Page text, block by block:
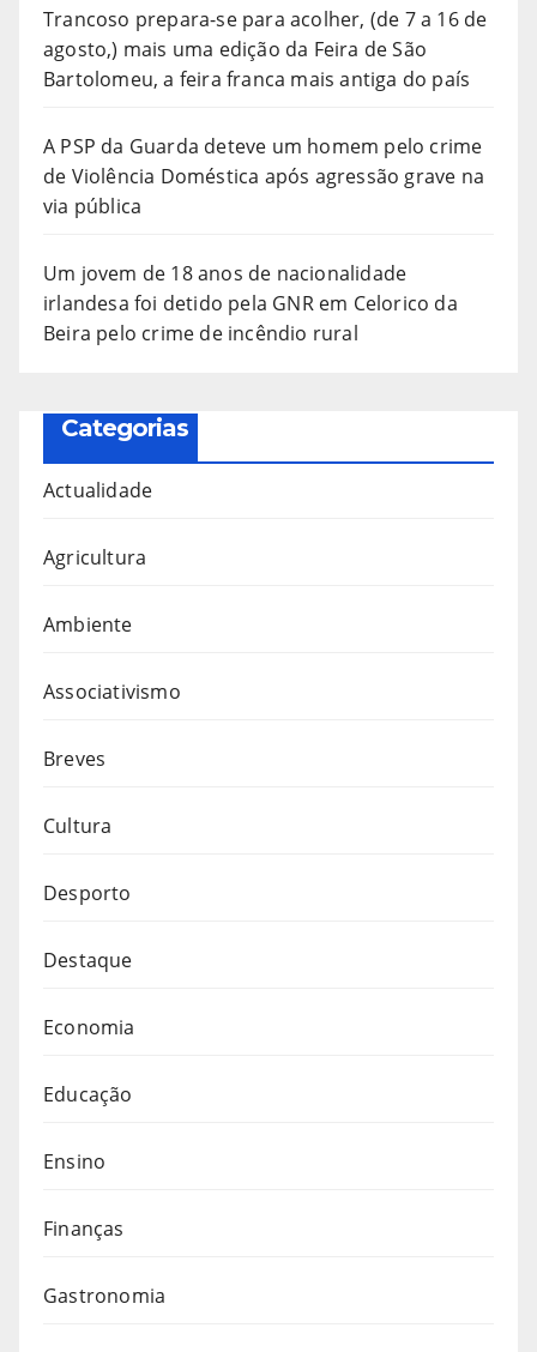
Trancoso prepara-se para acolher, (de 7 a 16 de
agosto,) mais uma edição da Feira de São
Bartolomeu, a feira franca mais antiga do país
A PSP da Guarda deteve um homem pelo crime
de Violência Doméstica após agressão grave na
via pública
Um jovem de 18 anos de nacionalidade
irlandesa foi detido pela GNR em Celorico da
Beira pelo crime de incêndio rural
Categorias
Actualidade
Agricultura
Ambiente
Associativismo
Breves
Cultura
Desporto
Destaque
Economia
Educação
Ensino
Finanças
Gastronomia